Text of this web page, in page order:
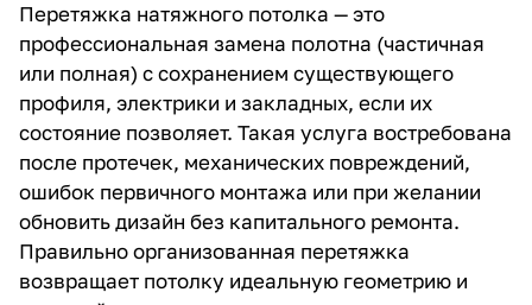
Перетяжка натяжного потолка — это
профессиональная замена полотна (частичная
или полная) с сохранением существующего
профиля, электрики и закладных, если их
состояние позволяет. Такая услуга востребована
после протечек, механических повреждений,
ошибок первичного монтажа или при желании
обновить дизайн без капитального ремонта.
Правильно организованная перетяжка
возвращает потолку идеальную геометрию и